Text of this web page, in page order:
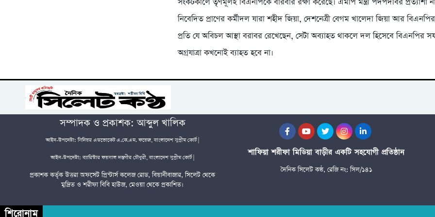
নিবেদিত প্রাণের কর্মীদল যারা শহীদ জিয়া, দেশনেত্রী বেগম খালেদা জিয়া আর
প্রতি যে অবিচল আস্থা বরাবর রেখেছেন, সেটা অব্যাহত থাকলে দল হিসেবে
অগ্রযাত্রা কখনোই ব্যাহত হবে না।
সম্পাদক ও প্রকাশক: আব্দুল খালিক
আইন-উপদেষ্টা: সিনিয়র এডভোকেট এ.কে.এম. ফয়েজ, বাংলাদেশ সুপ্রীম কোর্ট |
আইন-উপদেষ্টা: ব্যারিস্টার ফয়সাল দস্তগীর চৌধুরী, বাংলাদেশ সুপ্রীম কোর্ট |
প্রকাশক কর্তৃক উত্তরা অফসেট প্রিন্টার্স কলেজ রোড, বিয়ানীবাজার, সিলেট থেকে
মুদ্রিত ও শরীফা বিবি হাউজ, মেওয়া থেকে প্রকাশিত।
শাফিয়া শরীফা মিডিয়া বাড়ীর একটি সহযোগী প্রতিষ্ঠান
দৈনিক সিলেট কণ্ঠ, রেজি নং: সিল/১৪১
শিরোনাম